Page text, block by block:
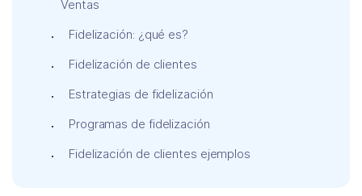
Ventas
Fidelización: ¿qué es?
Fidelización de clientes
Estrategias de fidelización
Programas de fidelización
Fidelización de clientes ejemplos